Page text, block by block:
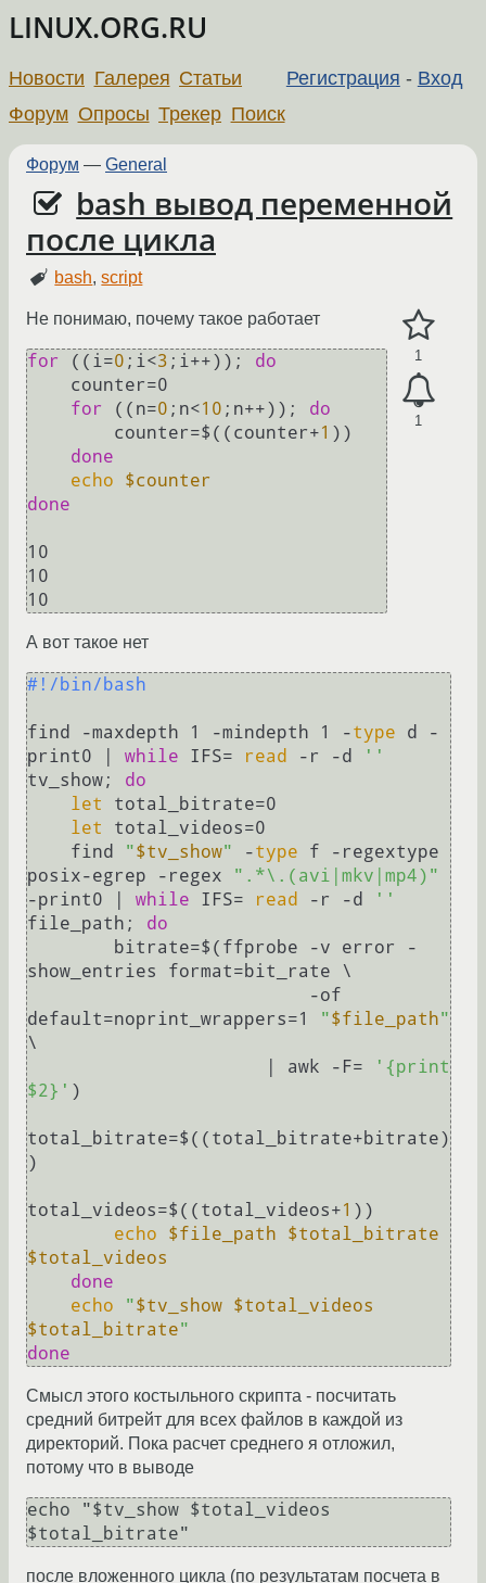
LINUX.ORG.RU
Регистрация - Вход
Новости Галерея Статьи
Форум Опросы Трекер Поиск
Форум — General
bash вывод переменной
после цикла
bash,script
1
1
Не понимаю, почему такое работает
for ((i=0 ;i<3 ;i++)); do
for
((n=0 ;n<10 ;n++)); do
        counter=$((counter+
1 ))
done
echo
$counter
done
10
10
А вот такое нет
#!/bin/bash
find -maxdepth 1 -mindepth 1 -type d -
print0 | while IFS= read -r -d
''
tv_show; do
let
total_bitrate=0
let
total_videos=0
    find
"$tv_show" -type f -regextype
posix-egrep -regex
".*\.(avi|mkv|mp4)"
-print0 | while IFS= read -r -d
''
file_path; do
show_entries format=bit_rate \
default=noprint_wrappers=1
"$file_path"
\
                      | awk -F=
'{print
$2}' )
total_bitrate=$((total_bitrate+bitrate)
)
total_videos=$((total_videos+1 ))
echo
$file_path
$total_bitrate
$total_videos
done
echo
"$tv_show $total_videos
$total_bitrate"
done
Смысл этого костыльного скрипта - посчитать
средний битрейт для всех файлов в каждой из
директорий. Пока расчет среднего я отложил,
потому что в выводе
echo "$tv_show $total_videos
после вложенного цикла (по результатам посчета в